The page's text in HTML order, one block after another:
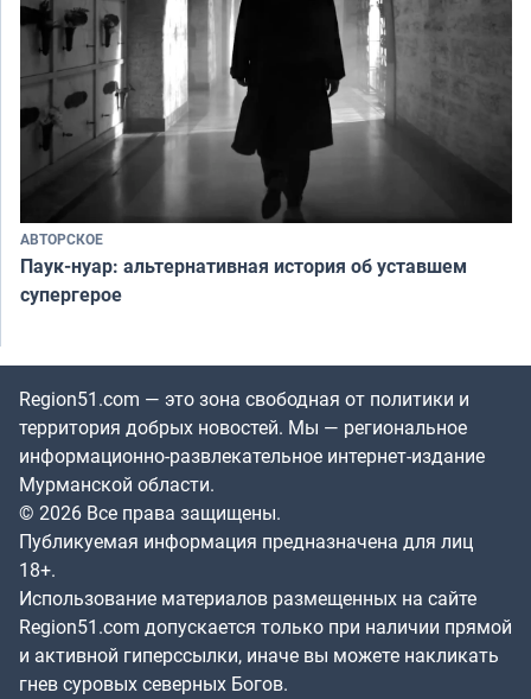
АВТОРСКОЕ
Паук-нуар: альтернативная история об уставшем
супергерое
Region51.com — это зона свободная от политики и
территория добрых новостей. Мы — региональное
информационно-развлекательное интернет-издание
Мурманской области.
© 2026 Все права защищены.
Публикуемая информация предназначена для лиц
18+.
Использование материалов размещенных на сайте
Region51.com допускается только при наличии прямой
и активной гиперссылки, иначе вы можете накликать
гнев суровых северных Богов.